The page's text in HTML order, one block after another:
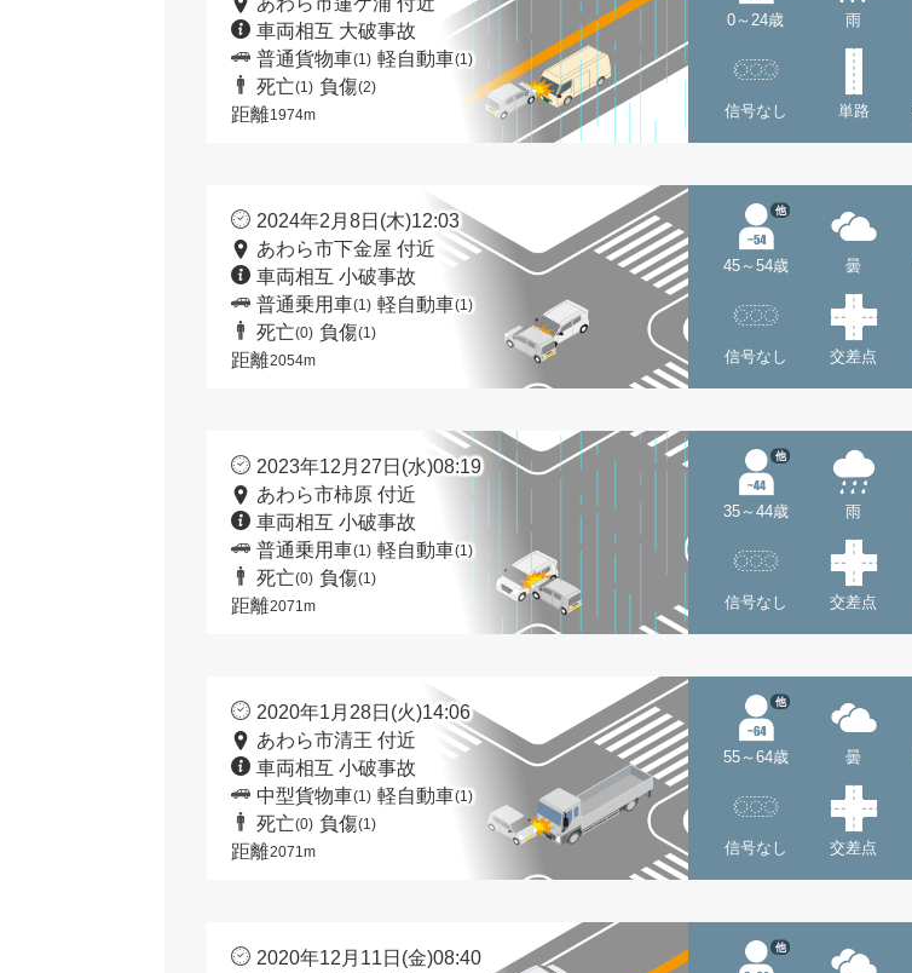
車両相互 大破事故
普通貨物車(1) 軽自動車(1)
死亡(1) 負傷(2)
距離1974m
0～24歳 雨
信号なし 単路
2024年2月8日(木)12:03
あわら市下金屋 付近
車両相互 小破事故
普通乗用車(1) 軽自動車(1)
死亡(0) 負傷(1)
距離2054m
45～54歳
他
曇
信号なし 交差点
2023年12月27日(水)08:19
あわら市柿原 付近
車両相互 小破事故
普通乗用車(1) 軽自動車(1)
死亡(0) 負傷(1)
距離2071m
35～44歳
他
雨
信号なし 交差点
2020年1月28日(火)14:06
あわら市清王 付近
車両相互 小破事故
中型貨物車(1) 軽自動車(1)
死亡(0) 負傷(1)
距離2071m
55～64歳
他
曇
信号なし 交差点
2020年12月11日(金)08:40
他